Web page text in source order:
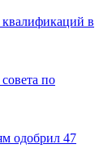
в
по
одобрил 47